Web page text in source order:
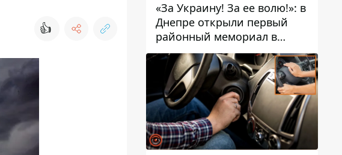
👍
«За Украину! За ее волю!»: в
Днепре открыли первый
районный мемориал в
честь погибших
Защитников